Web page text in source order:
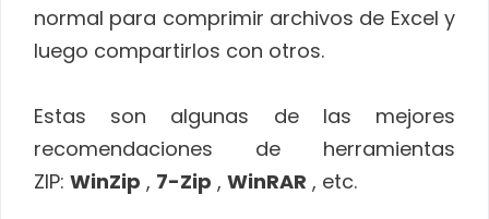
normal para comprimir archivos de Excel y
luego compartirlos con otros.
Estas son algunas de las mejores
recomendaciones de herramientas
ZIP: WinZip , 7-Zip , WinRAR , etc.